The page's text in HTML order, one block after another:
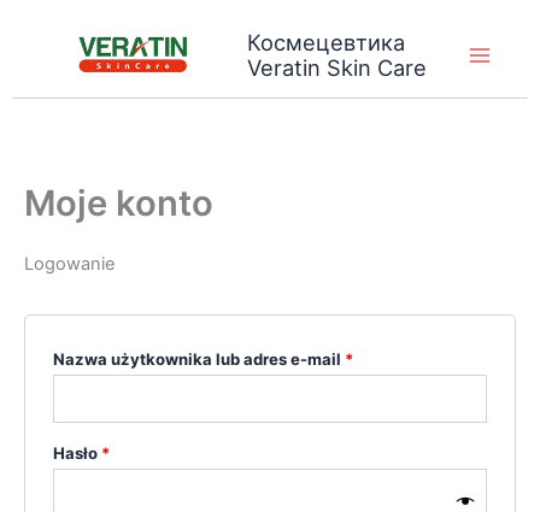
Космецевтика
Veratin Skin Care
Moje konto
Logowanie
Nazwa użytkownika lub adres e-mail *Wymagane
Hasło *Wymagane